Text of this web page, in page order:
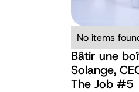
No items
Bâtir une
Solange,
The Job #5